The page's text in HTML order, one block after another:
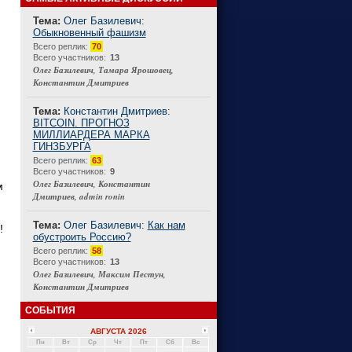
Connect
Тема: Олег Базилевич:
Обыкновенный фашизм
Всего реплик: 70
Всего участников: 13
Олег Базилевич, Тамара Ярошовец,
Константин Дмитриев
Тема: Константин Дмитриев:
BITCOIN. ПРОГНОЗ
МИЛЛИАРДЕРА МАРКА
ГИНЗБУРГА
Всего реплик: 63
Всего участников: 9
Олег Базилевич, Константин
Дмитриев, admin ronin
Тема: Олег Базилевич: Как нам
обустроить Россию?
Всего реплик: 58
Всего участников: 13
Олег Базилевич, Максим Пестун,
Константин Дмитриев
СОБЫТИЯ
АВГУСТА 2026
Пн Вт Ср Чт Пт Сб Вс